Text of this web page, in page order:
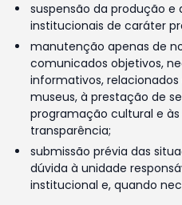
suspensão da produção
institucionais de caráter
manutenção apenas de
comunicados objetivos,
informativos,
museus, à prestação de
programação cultural e
transparência;
submissão prévia das
dúvida à unidade
institucional e, quando